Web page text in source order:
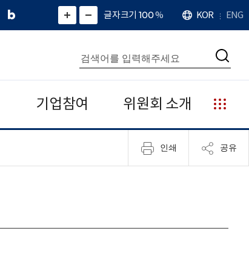
네
그
)
화
면
면
소
확
대
치
글자크기 100%
언
어
KOR ENG
통
합
검
색
검
기업참여 위원회 소개
누
리
집
안
인쇄 공유